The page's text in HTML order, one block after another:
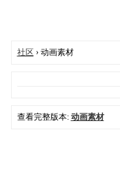
社区 › 动画素材
查看完整版本: 动画素材